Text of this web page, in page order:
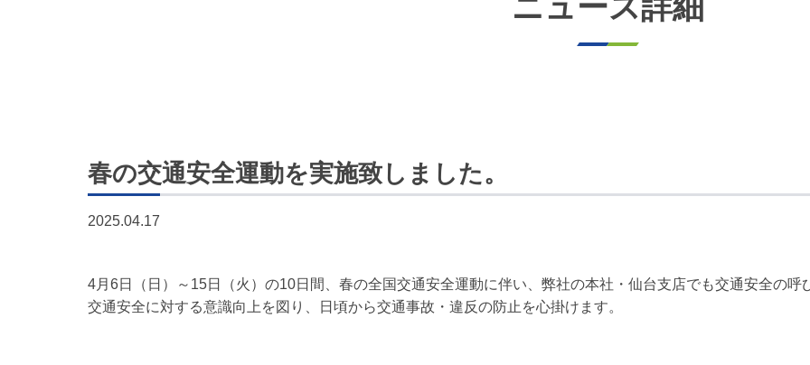
春の交通安全運動を実施致しました。
2025.04.17
4月6日（日）～15日（火）の10日間、春の全国交通安全運動に伴い、弊社の本社・仙台支店でも交通安全の呼
交通安全に対する意識向上を図り、日頃から交通事故・違反の防止を心掛けます。